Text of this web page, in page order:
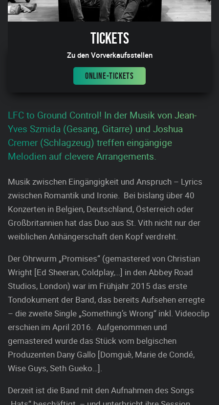
Tickets
Zu den Vorverkaufsstellen
ONLINE-TICKETS
LFC to Ground Control! In der Musik von Jean-
Yves Szmida (Gesang, Gitarre) und Joshua
Cremer (Schlagzeug) treffen eingängige
Melodien auf clevere Arrangements.
Musik zwischen Eingängigkeit und Anspruch – Lyrics
zwischen Romantik und Ironie. Bei bislang über 40
Konzerten in Belgien, Deutschland, Österreich oder
Großbritannien hat das Duo aus St. Vith nicht nur der
weiblichen Anhängerschaft den Kopf verdreht.
Der Ohrwurm „Promises“ (gemastered von Christian
Wright [Ed Sheeran, Coldplay,…] in den Abbey Road
Studios, London) war im Frühjahr 2015 das erste
Tondokument der Band, das bereits Aufsehen erregte
– die zweite Single „Something’s Wrong“ inkl. Videoclip
erschien im April 2016. Aufgenommen und
gemastered wurde das Stück vom belgischen
Produzenten Dany Gallo [Domguè, Marie de Condé,
Wise Guys, Seth Gueko…].
Derzeit ist die Band mit den Aufnahmen des Songs